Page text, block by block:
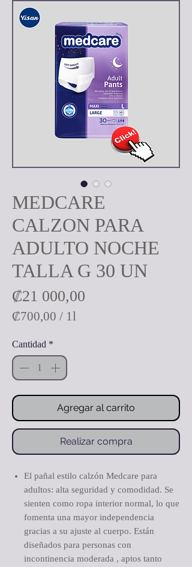
MEDCARE
CALZON PARA
ADULTO NOCHE
TALLA G 30 UN
₡21 000,00
₡700,00 / 1l
por
1
Litro
Cantidad *
Agregar al carrito
Realizar compra
El pañal estilo calzón Medcare para
adultos: alta seguridad y comodidad. Se
sienten como ropa interior normal, lo que
fomenta una mayor independencia
gracias a su ajuste al cuerpo. Están
diseñados para personas con
incontinencia moderada , aptos tanto